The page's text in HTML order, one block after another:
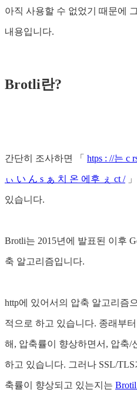
아직 사용할 수 없었기 때문에
내용입니다.
Brotli란?
간단히 조사하면 「 htps : //는 c
ぃ い ん s ぁ 치 온 에후 ぇ ct /」
있습니다.
Brotli는 2015년에 발표된 이후
축 알고리즘입니다.
http에 있어서의 압축 알고리즘
적으로 하고 있습니다. 종래부
해, 압축률이 향상하면서, 압축/
하고 있습니다. 그러나 SSL/
축률이 향상되고 있는지는